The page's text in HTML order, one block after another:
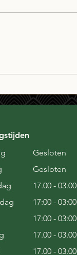
Gesloten
Gesloten
17.00 - 03.00
17:00 - 03:00
17:00 - 03:00
17.00 - 03.00
17.00 - 03.00